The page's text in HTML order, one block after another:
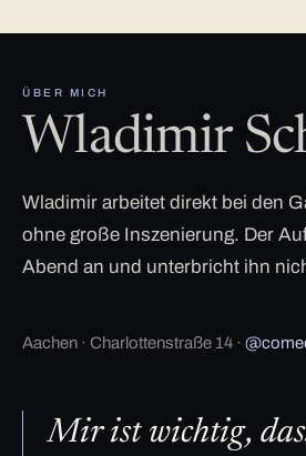
ÜBER MICH
Wladimir
Wladimir arbeitet direkt bei den
ohne große Inszenierung. Der
Abend an und unterbricht ihn
Aachen · Charlottenstraße 14 ·
Mir ist wichtig,